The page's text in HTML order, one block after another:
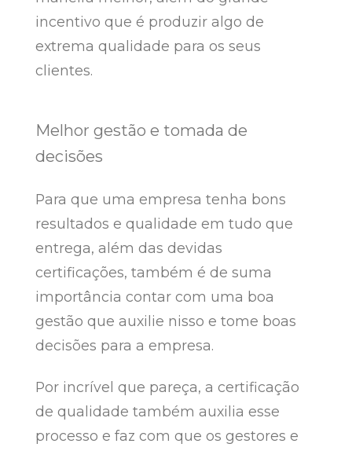
incentivo que é produzir algo de
extrema qualidade para os seus
clientes.
Melhor gestão e tomada de
decisões
Para que uma empresa tenha bons
resultados e qualidade em tudo que
entrega, além das devidas
certificações, também é de suma
importância contar com uma boa
gestão que auxilie nisso e tome boas
decisões para a empresa.
Por incrível que pareça, a certificação
de qualidade também auxilia esse
processo e faz com que os gestores e